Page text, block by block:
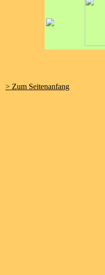
> Zum Seitenanfang